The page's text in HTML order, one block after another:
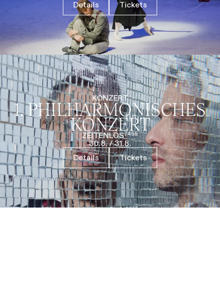
Details Tickets
KONZERT
1. PHILHARMO­NISCHES
KONZERT
ZEITENLOS⁷⁴⁵⁵
30.8. / 31.8.
Details
Tickets